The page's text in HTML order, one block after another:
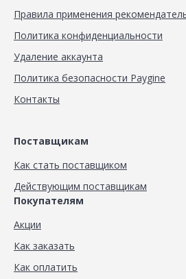
Правила применения
Политика конфиденциальности
Удаление аккаунта
Политика безопасности Paygine
Контакты
Поставщикам
Как стать поставщиком
Действующим поставщикам
Покупателям
Акции
Как заказать
Как оплатить